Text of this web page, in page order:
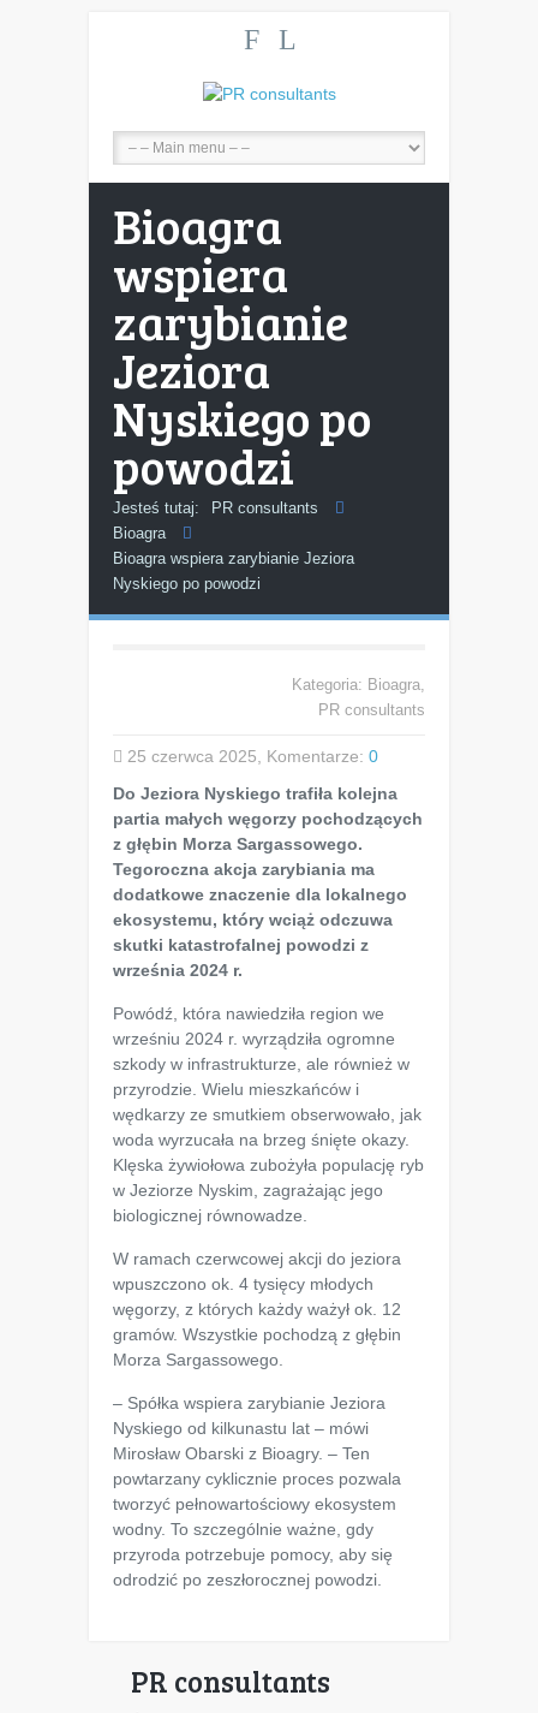
F L
Bioagra
wspiera
zarybianie
Jeziora
Nyskiego po
powodzi
Jesteś tutaj:
PR consultants
Bioagra
Bioagra wspiera zarybianie Jeziora
Nyskiego po powodzi
Kategoria: Bioagra
PR consultants
25 czerwca 2025, Komentarze: 0
Do Jeziora Nyskiego trafiła kolejna
partia małych węgorzy pochodzących
z głębin Morza Sargassowego.
Tegoroczna akcja zarybiania ma
dodatkowe znaczenie dla lokalnego
ekosystemu, który wciąż odczuwa
skutki katastrofalnej powodzi z
września 2024 r.
Powódź, która nawiedziła region we
wrześniu 2024 r. wyrządziła ogromne
szkody w infrastrukturze, ale również w
przyrodzie. Wielu mieszkańców i
wędkarzy ze smutkiem obserwowało, jak
woda wyrzucała na brzeg śnięte okazy.
Klęska żywiołowa zubożyła populację ryb
w Jeziorze Nyskim, zagrażając jego
biologicznej równowadze.
W ramach czerwcowej akcji do jeziora
wpuszczono ok. 4 tysięcy młodych
węgorzy, z których każdy ważył ok. 12
gramów. Wszystkie pochodzą z głębin
Morza Sargassowego.
– Spółka wspiera zarybianie Jeziora
Nyskiego od kilkunastu lat – mówi
Mirosław Obarski z Bioagry. – Ten
powtarzany cyklicznie proces pozwala
tworzyć pełnowartościowy ekosystem
wodny. To szczególnie ważne, gdy
przyroda potrzebuje pomocy, aby się
odrodzić po zeszłorocznej powodzi.
PR consultants